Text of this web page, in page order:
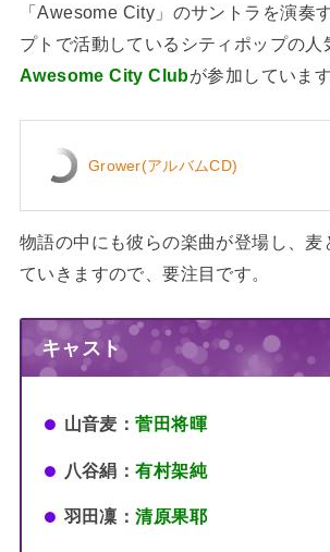
「Awesome City」のサントラを演奏
プトで活動しているシティポップの人
Awesome City Clubが参加しています
Grower(アルバムCD)
物語の中にも彼らの楽曲が登場し、麦
ていきますので、要注目です。
キャスト
山音麦：菅田将暉
八谷絹：有村架純
羽田凜：清原果耶